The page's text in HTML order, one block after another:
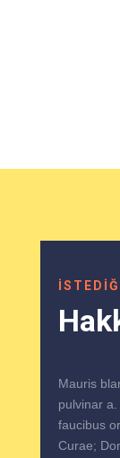
Mauris
pulvinar
faucibus
Curae;